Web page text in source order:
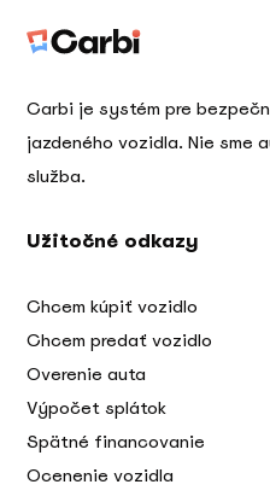
Carbi je systém pre
jazdeného vozidla. Nie sme
služba.
Užitočné odkazy
Chcem kúpiť vozidlo
Chcem predať vozidlo
Overenie auta
Výpočet splátok
Spätné financovanie
Ocenenie vozidla